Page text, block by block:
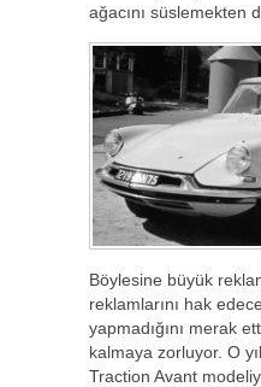
ağacını süslemekten
Böylesine büyük
reklamlarını hak
yapmadığını merak
kalmaya zorluyor. O
Traction Avant